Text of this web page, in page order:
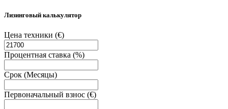
Лизинговый калькулятор
Цена техники (€)
Процентная ставка (%)
Срок (Месяцы)
Первоначальный взнос (€)